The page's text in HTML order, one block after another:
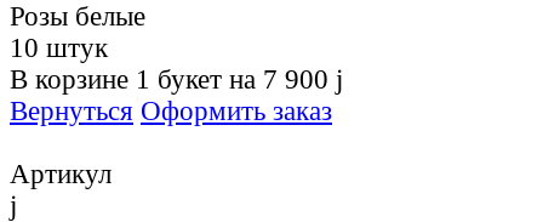
Розы белые
10 штук
В корзине 1 букет на 7 900 j
Вернуться Оформить заказ
Артикул
j